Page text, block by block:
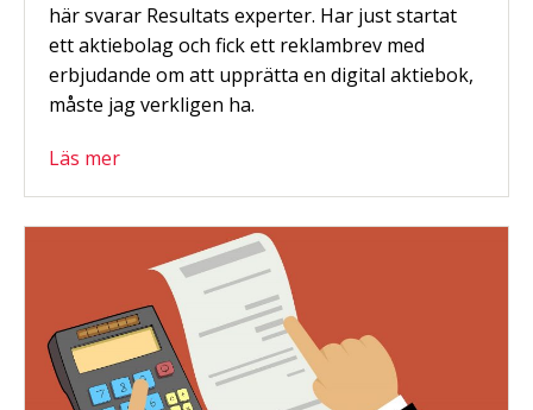
här svarar Resultats experter. Har just startat
ett aktiebolag och fick ett reklambrev med
erbjudande om att upprätta en digital aktiebok,
måste jag verkligen ha.
Läs mer